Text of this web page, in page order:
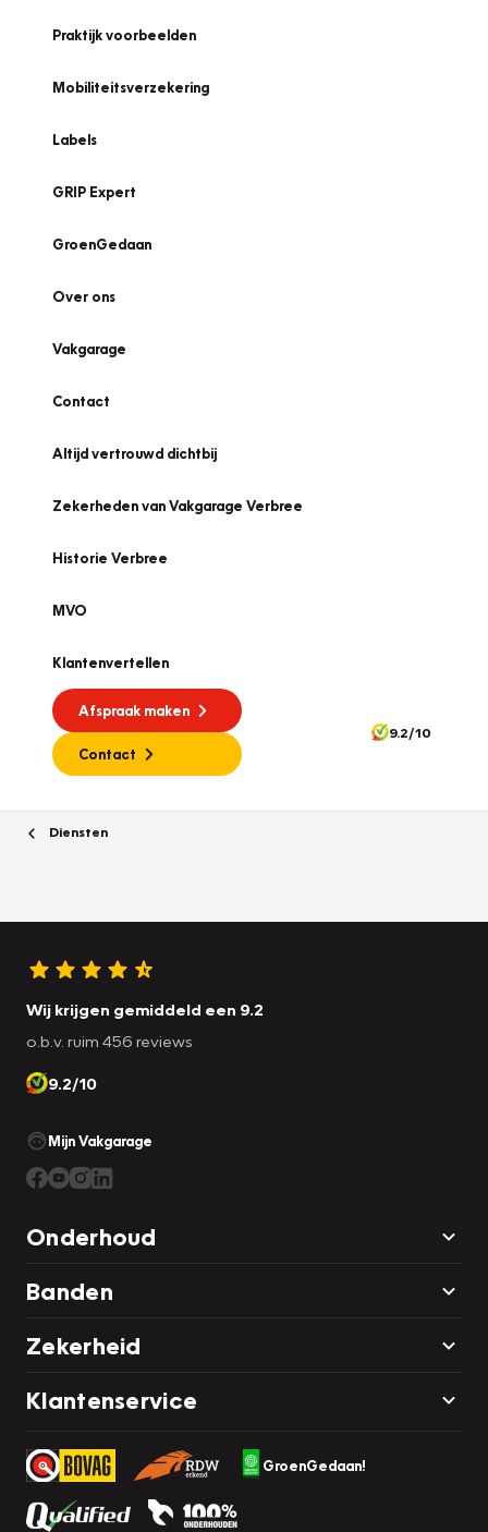
Praktijk voorbeelden
Mobiliteitsverzekering
Labels
GRIP Expert
GroenGedaan
Over ons
Vakgarage
Contact
Altijd vertrouwd dichtbij
Zekerheden van Vakgarage Verbree
Historie Verbree
MVO
Klantenvertellen
Afspraak maken
Contact
9.2/10
Diensten
Wij krijgen gemiddeld een 9.2
o.b.v. ruim 456 reviews
9.2/10
Mijn Vakgarage
Onderhoud
Banden
Zekerheid
Klantenservice
GroenGedaan!